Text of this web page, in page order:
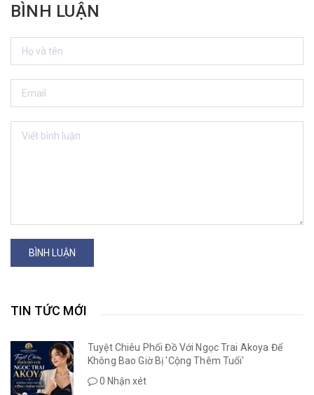
BÌNH LUẬN
BÌNH LUẬN
TIN TỨC MỚI
Tuyệt Chiêu Phối Đồ Với Ngọc Trai Akoya Để
Không Bao Giờ Bị 'Cộng Thêm Tuổi'
0 Nhận xét